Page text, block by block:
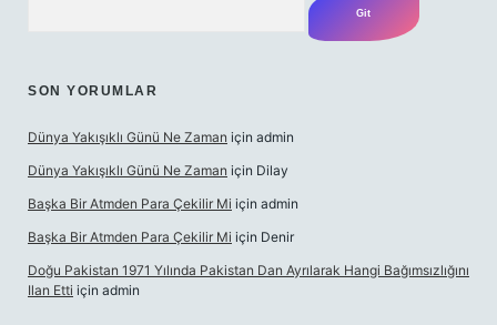
SON YORUMLAR
Dünya Yakışıklı Günü Ne Zaman için admin
Dünya Yakışıklı Günü Ne Zaman için Dilay
Başka Bir Atmden Para Çekilir Mi için admin
Başka Bir Atmden Para Çekilir Mi için Denir
Doğu Pakistan 1971 Yılında Pakistan Dan Ayrılarak Hangi Bağımsızlığını
Ilan Etti için admin